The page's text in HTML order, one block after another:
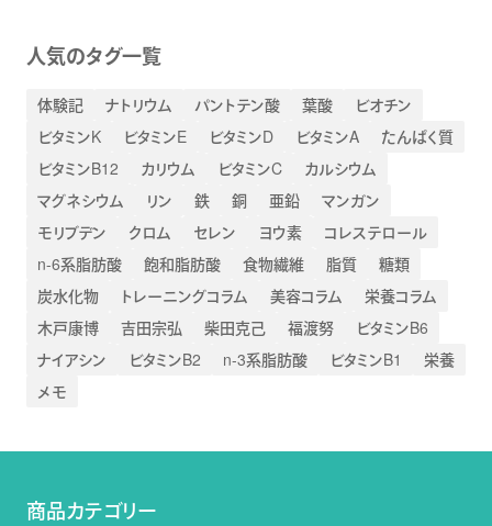
人気のタグ一覧
体験記 ナトリウム パントテン酸 葉酸
ビオチン
ビタミンK
ビタミンE ビタミンD ビタミンA
たんぱく質
ビタミンB12
カリウム ビタミンC
カルシウム
マグネシウム
リン 鉄 銅 亜鉛
マンガン
モリブデン
クロム セレン ヨウ素
コレステロール
n-6系脂肪酸
飽和脂肪酸 食物繊維 脂質
糖類
炭水化物
トレーニングコラム 美容コラム
栄養コラム
木戸康博
吉田宗弘 柴田克己 福渡努
ビタミンB6
ナイアシン
ビタミンB2 n-3系脂肪酸 ビタミンB1
栄養
メモ
商品カテゴリー